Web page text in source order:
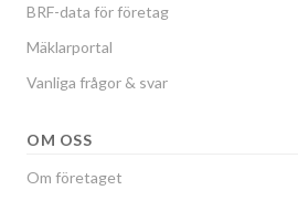
BRF-data för företag
Mäklarportal
Vanliga frågor & svar
OM OSS
Om företaget